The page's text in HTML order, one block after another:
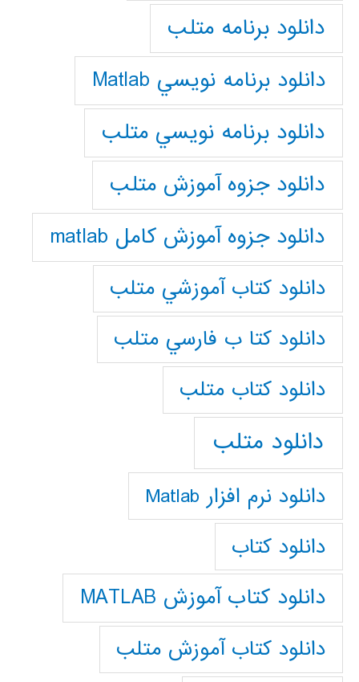
دانلود برنامه متلب
دانلود برنامه نويسي Matlab
دانلود برنامه نويسي متلب
دانلود جزوه آموزش متلب
دانلود جزوه آموزش کامل matlab
دانلود كتاب آموزشي متلب
دانلود كتا ب فارسي متلب
دانلود كتاب متلب
دانلود متلب
دانلود نرم افزار Matlab
دانلود کتاب
دانلود کتاب آموزش MATLAB
دانلود کتاب آموزش متلب